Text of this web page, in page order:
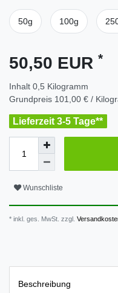
50g 100g
50,50 EUR *
Inhalt 0,5 Kilogramm
Grundpreis 101,00 € /
Lieferzeit 3-5 Tage**
Wunschliste
* inkl. ges. MwSt. zzgl.
Beschreibung